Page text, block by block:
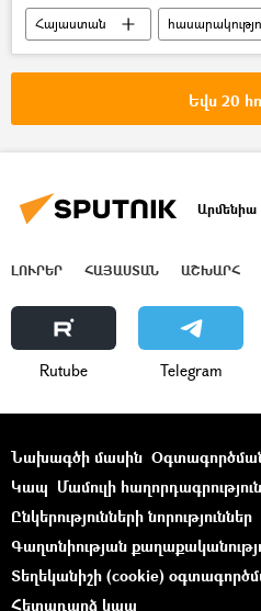
Հայաստան
կորոնավիրուս
Կորոնավիրուսը Հայաստանում և
Եվս 20
Արմենիա
ԼՈՒՐԵՐ ՀԱՅԱՍՏԱՆ ԱՇԽԱՐՀ
Rutube Telegram
Նախագծի մասին
Կապ Մամուլի
Ընկերությունների նորություններ
Գաղտնիության
Տեղեկանիշի (cookie)
Հետադարձ կապ